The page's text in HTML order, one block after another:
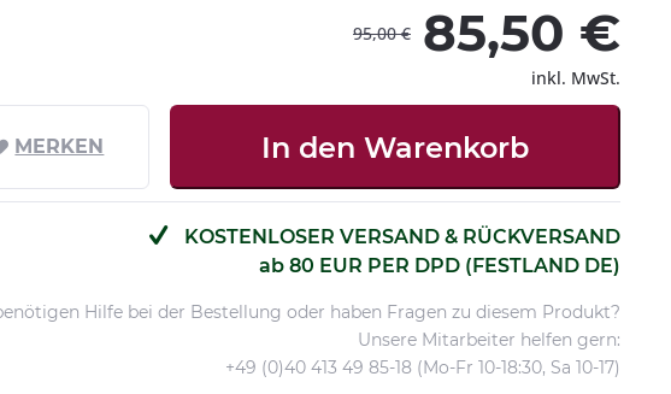
85,50 €
95,00 €
inkl. MwSt.
MERKEN In den Warenkorb
KOSTENLOSER VERSAND & RÜCKVERSAND
ab 80 EUR PER DPD (FESTLAND DE)
Hilfe bei der Bestellung oder haben Fragen zu diesem Produkt?
Unsere Mitarbeiter helfen gern:
+49 (0)40 413 49 85-18 (Mo-Fr 10-18:30, Sa 10-17)